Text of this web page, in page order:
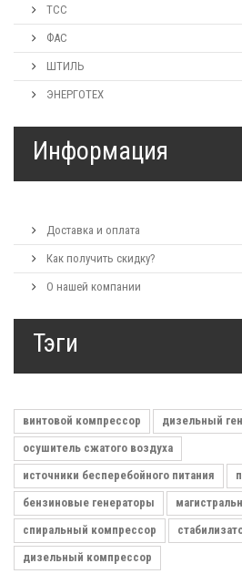
ТСС
ФАС
ШТИЛЬ
ЭНЕРГОТЕХ
Информация
Доставка и оплата
Как получить скидку?
О нашей компании
Тэги
винтовой компрессор
дизельный
осушитель сжатого воздуха
источники бесперебойного питания
бензиновые генераторы
спиральный компрессор
дизельный компрессор